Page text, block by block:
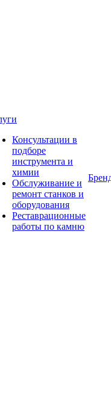
Консультации в
подборе
инструмента и
химии
Обслуживание и
ремонт станков и
оборудования
Реставрационные
работы по камню